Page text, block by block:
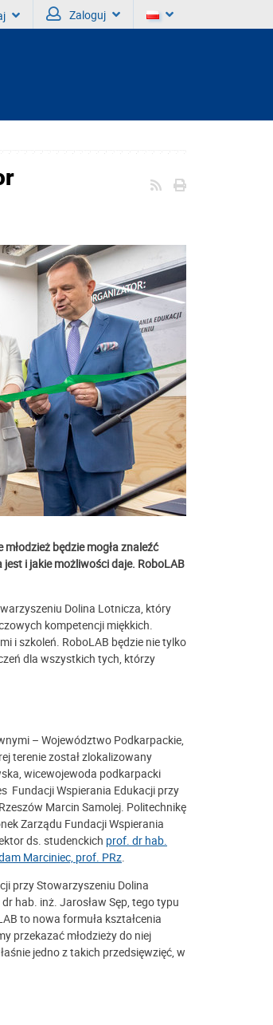
Zaloguj
będzie mogła znaleźć
i jakie możliwości daje. RoboLAB
Dolina Lotnicza, który
kompetencji miękkich.
i szkoleń. RoboLAB będzie nie tylko
dla wszystkich tych, którzy
– Województwo Podkarpackie,
terenie został zlokalizowany
wicewojewoda podkarpacki
Fundacji Wspierania Edukacji przy
Marcin Samolej. Politechnikę
Zarządu Fundacji Wspierania
ds. studenckich prof. dr hab.
Marciniec, prof. PRz.
przy Stowarzyszeniu Dolina
hab. inż. Jarosław Sęp, tego typu
to nowa formuła kształcenia
przekazać młodzieży do niej
jedno z takich przedsięwzięć, w